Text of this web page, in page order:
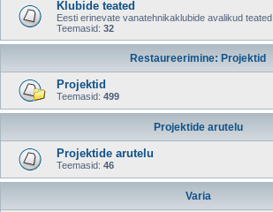
Klubide teated
Eesti erinevate vanatehnikaklubide avalikud teated
Teemasid: 32
Restaureerimine: Projektid
Projektid
Teemasid: 499
Projektide arutelu
Projektide arutelu
Teemasid: 46
Varia